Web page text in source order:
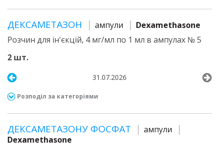
ДЕКСАМЕТАЗОН ампули
Dexamethasone
Розчин для ін'єкцій, 4 мг/мл по 1 мл в ампулах № 5
2 шт.
31.07.2026
Розподіл за категоріями
ДЕКСАМЕТАЗОНУ ФОСФАТ
ампули
Dexamethasone